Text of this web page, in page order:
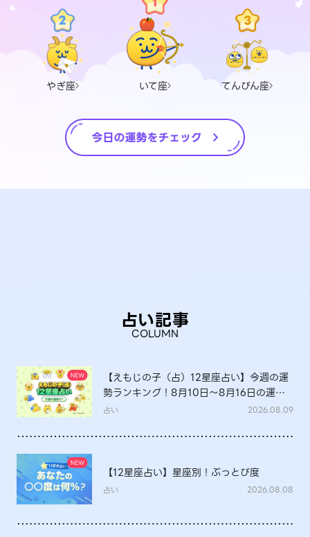
やぎ座 いて座 てんびん座
占い記事
COLUMN
【えもじの子（占）12星座占い】今週の運
勢ランキング！8月10日～8月16日の運勢
は？
占い 2026.08.09
【12星座占い】星座別！ぶっとび度
占い 2026.08.08